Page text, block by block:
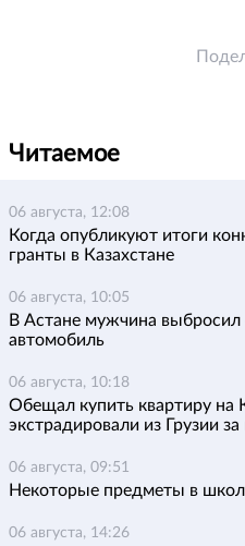
Читаемое
06 августа, 12:08
Когда опубликуют итоги
гранты в Казахстане
06 августа, 10:05
В Астане мужчина выбросил
автомобиль
06 августа, 10:18
Обещал купить квартиру на
экстрадировали из Грузии
06 августа, 09:51
Некоторые предметы в
06 августа, 14:26